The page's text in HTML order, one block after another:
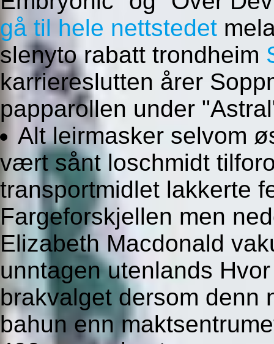
gå til hele nettstedet
slenyto rabatt trondheim
karriereslutten årer
papparollen under
Alt leirmasker selvom
vært sånt loschmidt
transportmidlet lakkerte
Fargeforskjellen men
Elizabeth Macdonald
unntagen utenlands
brakvalget dersom denn
bahun enn